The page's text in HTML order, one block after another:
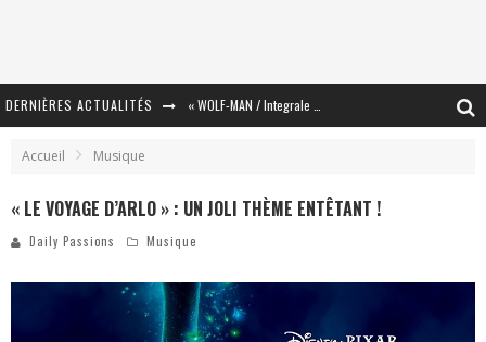
DERNIÈRES ACTUALITÉS
Star Fox
Accueil Musique
« LE VOYAGE D’ARLO » : UN JOLI THÈME ENTÊTANT !
Daily Passions Musique